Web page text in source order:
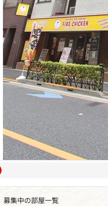
募集中の部屋一覧